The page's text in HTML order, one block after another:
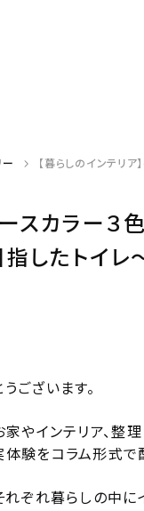
ー 【暮らしのインテリ
ースカラー
したトイ
ございます。
家やインテリア、整
験をコラム形式で
れぞれ暮らしの中